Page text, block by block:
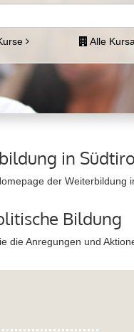
Alle
in
der Weiterbildung
Bildung
die Anregungen und